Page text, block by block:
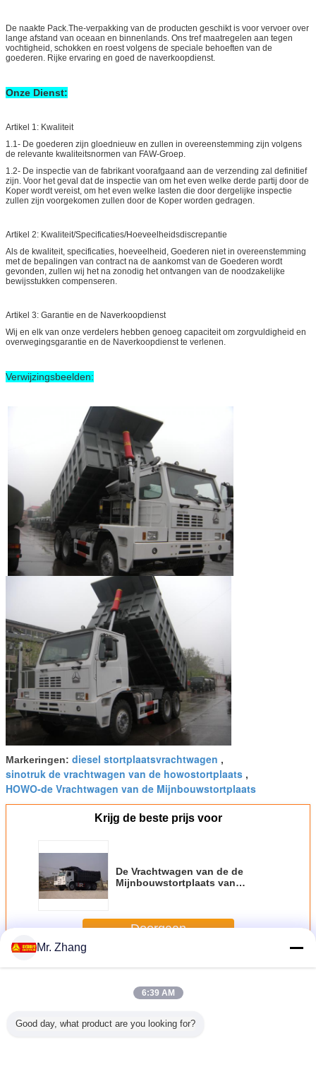
De naakte Pack.The-verpakking van de producten geschikt is voor vervoer over
lange afstand van oceaan en binnenlands. Ons tref maatregelen aan tegen
vochtigheid, schokken en roest volgens de speciale behoeften van de
goederen. Rijke ervaring en goed de naverkoopdienst.
Onze Dienst:
Artikel 1: Kwaliteit
1.1- De goederen zijn gloednieuw en zullen in overeenstemming zijn volgens
de relevante kwaliteitsnormen van FAW-Groep.
1.2- De inspectie van de fabrikant voorafgaand aan de verzending zal definitief
zijn. Voor het geval dat de inspectie van om het even welke derde partij door de
Koper wordt vereist, om het even welke lasten die door dergelijke inspectie
zullen zijn voorgekomen zullen door de Koper worden gedragen.
Artikel 2: Kwaliteit/Specificaties/Hoeveelheidsdiscrepantie
Als de kwaliteit, specificaties, hoeveelheid, Goederen niet in overeenstemming
met de bepalingen van contract na de aankomst van de Goederen wordt
gevonden, zullen wij het na zonodig het ontvangen van de noodzakelijke
bewijsstukken compenseren.
Artikel 3: Garantie en de Naverkoopdienst
Wij en elk van onze verdelers hebben genoeg capaciteit om zorgvuldigheid en
overwegingsgarantie en de Naverkoopdienst te verlenen.
Verwijzingsbeelden:
Markeringen: diesel stortplaatsvrachtwagen ,
sinotruk de vrachtwagen van de howostortplaats ,
HOWO-de Vrachtwagen van de Mijnbouwstortplaats
Krijg de beste prijs voor
De Vrachtwagen van de de
Mijnbouwstortplaats van
Wielbasis
Doorgaan
MeerDe vrachtwagen van de mijnbouwstortplaats
Mr. Zhang
6:39 AM
Good day, what product are you looking for?